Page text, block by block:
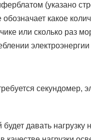
(указано
какое
или сколько раз
электроэнергии
секундомер,
давать нагрузку